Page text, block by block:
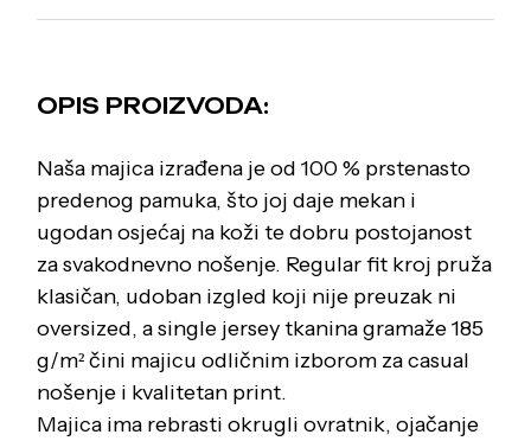
OPIS PROIZVODA:
Naša majica izrađena je od 100 % prstenasto
predenog pamuka, što joj daje mekan i
ugodan osjećaj na koži te dobru postojanost
za svakodnevno nošenje. Regular fit kroj pruža
klasičan, udoban izgled koji nije preuzak ni
oversized, a single jersey tkanina gramaže 185
g/m² čini majicu odličnim izborom za casual
nošenje i kvalitetan print.
Majica ima rebrasti okrugli ovratnik, ojačanje